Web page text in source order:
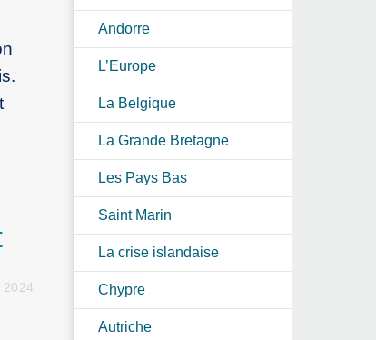
2024
Andorre
L’Europe
La Belgique
La Grande Bretagne
Les Pays Bas
Saint Marin
La crise islandaise
Chypre
Autriche